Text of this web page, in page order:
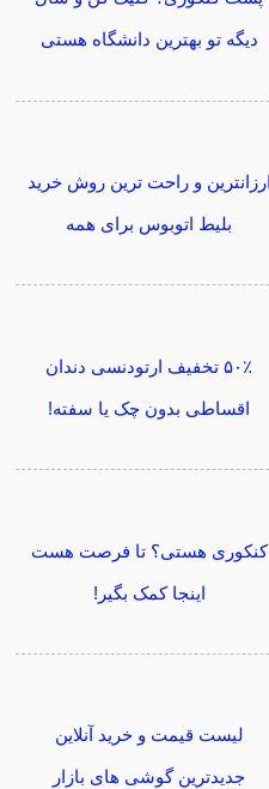
دیگه تو بهترین دانشگاه هستی
ارزانترین و راحت ترین روش خرید
بلیط اتوبوس برای همه
۵۰٪ تخفیف ارتودنسی دندان
اقساطی بدون چک یا سفته!
کنکوری هستی؟ تا فرصت هست
اینجا کمک بگیر!
لیست قیمت و خرید آنلاین
جدیدترین گوشی های بازار